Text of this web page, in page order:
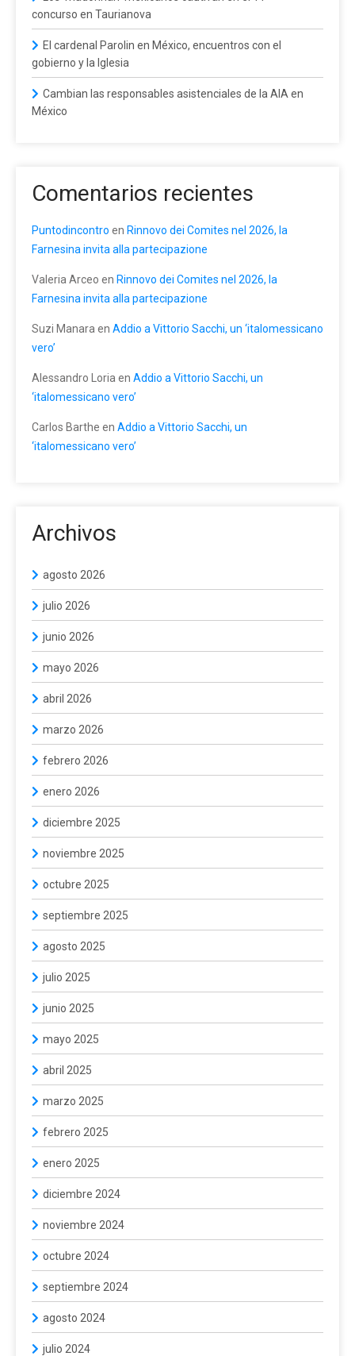
concurso en Taurianova
El cardenal Parolin en México, encuentros con el
gobierno y la Iglesia
Cambian las responsables asistenciales de la AIA en
México
Comentarios recientes
Puntodincontro en Rinnovo dei Comites nel 2026, la
Farnesina invita alla partecipazione
Valeria Arceo en Rinnovo dei Comites nel 2026, la
Farnesina invita alla partecipazione
Suzi Manara en Addio a Vittorio Sacchi, un ‘italomessicano
vero’
Alessandro Loria en Addio a Vittorio Sacchi, un
‘italomessicano vero’
Carlos Barthe en Addio a Vittorio Sacchi, un
‘italomessicano vero’
Archivos
agosto 2026
julio 2026
junio 2026
mayo 2026
abril 2026
marzo 2026
febrero 2026
enero 2026
diciembre 2025
noviembre 2025
octubre 2025
septiembre 2025
agosto 2025
julio 2025
junio 2025
mayo 2025
abril 2025
marzo 2025
febrero 2025
enero 2025
diciembre 2024
noviembre 2024
octubre 2024
septiembre 2024
agosto 2024
julio 2024